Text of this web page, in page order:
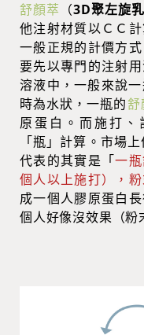
舒顏萃 （3D聚左旋
他注射材質以ＣＣ
一般正規的計價方
要先以專門的注射
溶液中，一般來說
時為水狀，一瓶的舒
原蛋白。而施打
「瓶」計算。市場
代表的其實是「一瓶
個人以上施打），
成一個人膠原蛋白
個人好像沒效果（粉